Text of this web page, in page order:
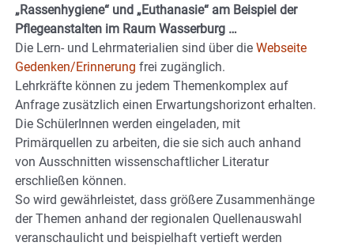
„Rassenhygiene“ und „Euthanasie“ am Beispiel der
Pflegeanstalten im Raum Wasserburg …
Die Lern- und Lehrmaterialien sind über die Webseite
Gedenken/Erinnerung frei zugänglich.
Lehrkräfte können zu jedem Themenkomplex auf
Anfrage zusätzlich einen Erwartungshorizont erhalten.
Die SchülerInnen werden eingeladen, mit
Primärquellen zu arbeiten, die sie sich auch anhand
von Ausschnitten wissenschaftlicher Literatur
erschließen können.
So wird gewährleistet, dass größere Zusammenhänge
der Themen anhand der regionalen Quellenauswahl
veranschaulicht und beispielhaft vertieft werden